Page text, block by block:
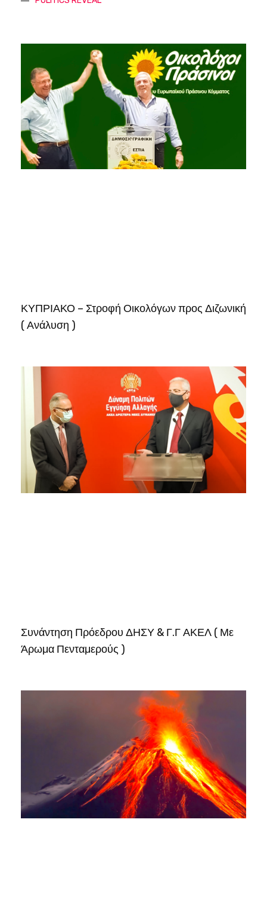
ΚΥΠΡΙΑΚΟ – Στροφή Οικολόγων προς Διζωνική
( Ανάλυση )
Συνάντηση Πρόεδρου ΔΗΣΥ & Γ.Γ ΑΚΕΛ ( Με
Άρωμα Πενταμερούς )